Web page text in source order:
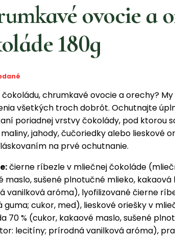
ovocie a
180g
čokoládu, chrumkavé ovocie a orechy?
všetkých troch dobrôt. Ochutnajte
poriadnej vrstvy čokolády, pod ktorou
jahody, čučoriedky alebo lieskové
na prvé ochutnanie.
čierne ríbezle v mliečnej čokoláde
maslo, sušené plnotučné mlieko,
vanilková aróma), lyofilizované čierne
guma; cukor, med), lieskové oriešky v
70 % (cukor, kakaové maslo, sušené
lecitíny; prírodná vanilková aróma),